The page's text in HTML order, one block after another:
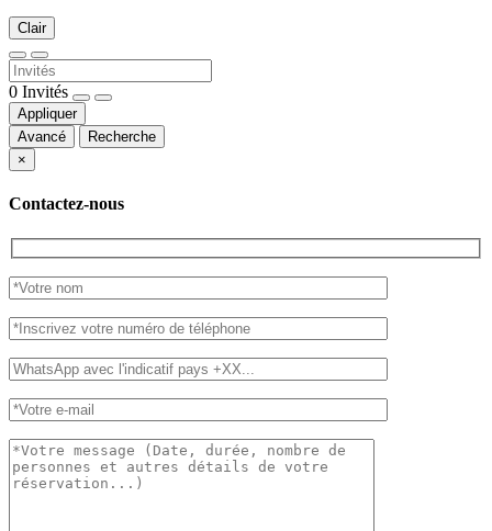
Clair
0 Invités
Appliquer
Avancé
Recherche
×
Contactez-nous